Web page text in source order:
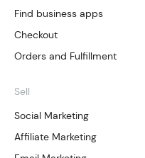
Find business apps
Checkout
Orders and Fulfillment
Sell
Social Marketing
Affiliate Marketing